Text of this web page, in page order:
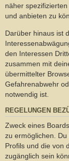
näher
und anbieten zu
Darüber hinaus ist
den Interessen
zusammen mit
übermittelter
Gefahrenabwehr
notwendig ist.
REGELUNGEN
Zweck eines
zu ermöglichen.
Profils und die von
zugänglich sein